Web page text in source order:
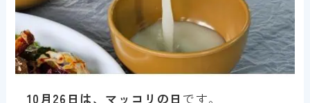
10月26日は、マッコリの日 です。